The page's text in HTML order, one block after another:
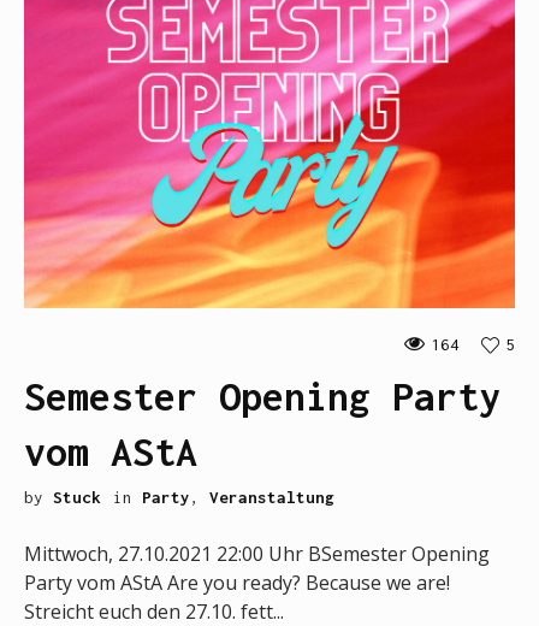
164 5
Semester Opening Party
vom AStA
by Stuck in Party, Veranstaltung
Mittwoch, 27.10.2021 22:00 Uhr BSemester Opening
Party vom AStA Are you ready? Because we are!
Streicht euch den 27.10. fett...